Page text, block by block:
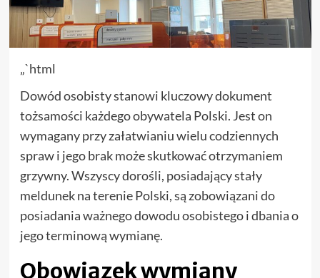
„`html
Dowód osobisty stanowi kluczowy dokument
tożsamości każdego obywatela Polski. Jest on
wymagany przy załatwianiu wielu codziennych
spraw i jego brak może skutkować otrzymaniem
grzywny. Wszyscy dorośli, posiadający stały
meldunek na terenie Polski, są zobowiązani do
posiadania ważnego dowodu osobistego i dbania o
jego terminową wymianę.
Obowiązek wymiany